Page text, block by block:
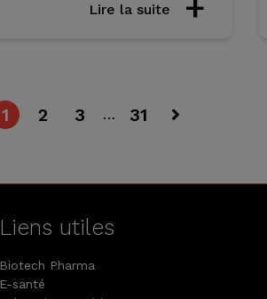
Lire la suite
1 2 3 … 31
Liens utiles
Biotech Pharma
E-santé